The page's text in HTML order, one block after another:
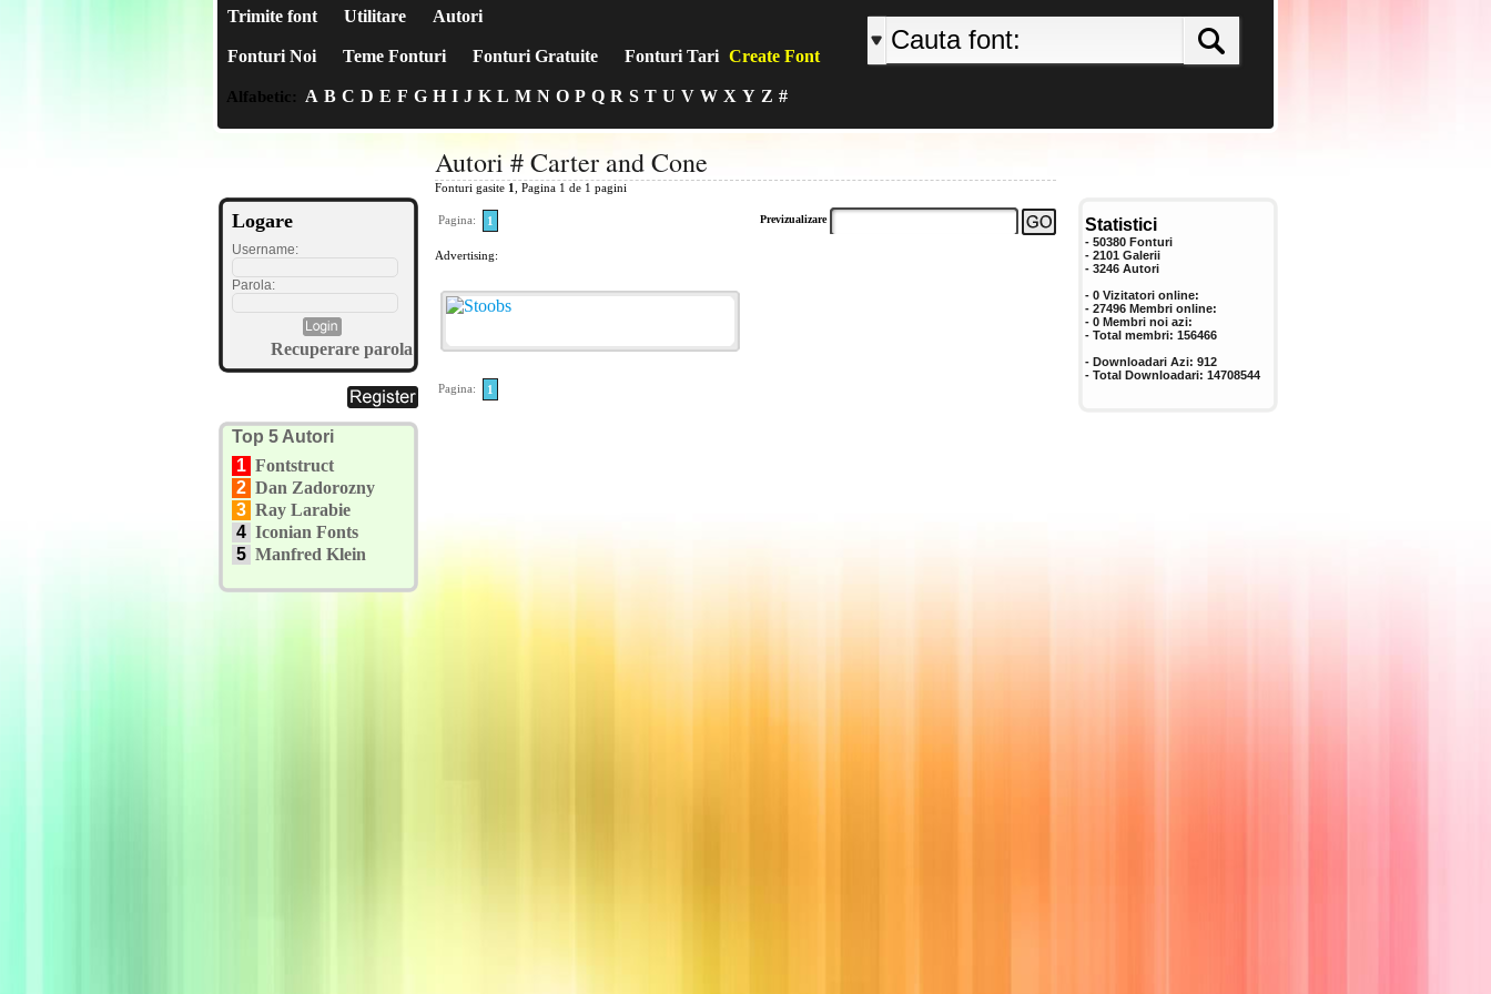
Trimite font Utilitare Autori
Fonturi Noi Teme Fonturi Fonturi Gratuite Fonturi Tari Create Font
Alfabetic: A B C D E F G H I J K L M N O P Q R S T U V W X Y Z #
Logare
Username:
Parola:
Recuperare parola
Top 5 Autori
1 Fontstruct
2 Dan Zadorozny
3 Ray Larabie
4 Iconian Fonts
5 Manfred Klein
Autori # Carter and Cone
Fonturi gasite 1 , Pagina 1 de 1 pagini
Pagina: 1 Previzualizare
Advertising:
Pagina: 1
Statistici
- 50380 Fonturi
- 2101 Galerii
- 3246 Autori
- 0 Vizitatori online:
- 27496 Membri online:
- 0 Membri noi azi:
- Total membri: 156466
- Downloadari Azi: 912
- Total Downloadari: 14708544